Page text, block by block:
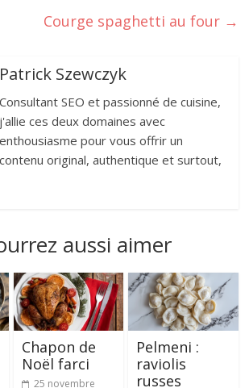
Courge spaghetti au four →
Patrick Szewczyk
Consultant SEO et passionné de cuisine,
j'allie ces deux domaines avec
enthousiasme pour vous offrir un
contenu original, authentique et surtout,
aussi aimer
Chapon de
Noël farci
25 novembre
Pelmeni :
raviolis
russes